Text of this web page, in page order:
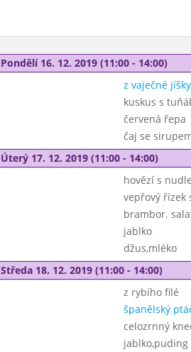
Pondělí 16. 12. 2019 (11:00 - 14:00)
z vaječné
kuskus s
červená řepa
čaj se
Úterý 17. 12. 2019 (11:00 - 14:00)
hovězí s
vepřový řízek
brambor.
jablko
džus,mléko
Středa 18. 12. 2019 (11:00 - 14:00)
z rybího filé
španělský
celozrnný
jablko,puding